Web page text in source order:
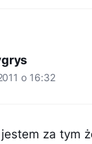
o 16:32
za tym